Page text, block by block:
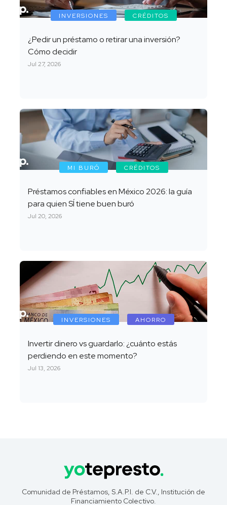
INVERSIONES CRÉDITOS
¿Pedir un préstamo o retirar una inversión?
Cómo decidir
Jul 27, 2026
MI BURÓ CRÉDITOS
Préstamos confiables en México 2026: la guía
para quien SÍ tiene buen buró
Jul 20, 2026
INVERSIONES AHORRO
Invertir dinero vs guardarlo: ¿cuánto estás
perdiendo en este momento?
Jul 13, 2026
Comunidad de Préstamos, S.A.P.I. de C.V., Institución de
Financiamiento Colectivo.